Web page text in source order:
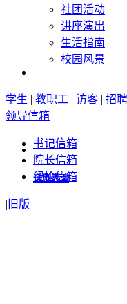
社团活动
讲座演出
生活指南
校园风景
学生 | 教职工 | 访客 | 招聘
领导信箱
书记信箱
院长信箱
纪检信箱
| 旧版
学校操场